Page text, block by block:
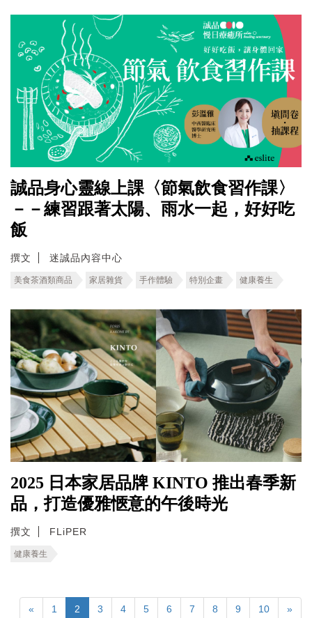
誠品身心靈線上課〈節氣飲食習作課〉
－－練習跟著太陽、雨水一起，好好吃
飯
撰文 迷誠品內容中心
美食茶酒類商品 家居雜貨 手作體驗 特別企畫 健康養生
2025 日本家居品牌 KINTO 推出春季新
品，打造優雅愜意的午後時光
撰文 FLiPER
健康養生
« 1 2 3 4 5 6 7 8 9 10 »